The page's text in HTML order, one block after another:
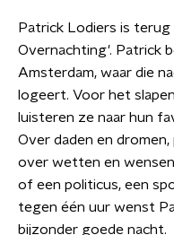
Patrick Lodiers is
Overnachting'. Patrick
Amsterdam, waar die
logeert. Voor het
luisteren ze naar hun
Over daden en
over wetten en
of een politicus, een
tegen één uur wenst
bijzonder goede nacht.